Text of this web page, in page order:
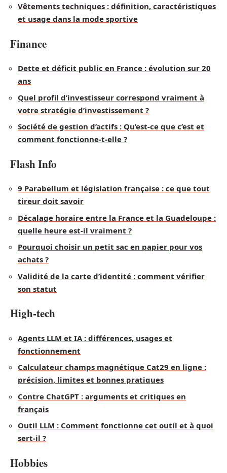
Vêtements techniques : définition, caractéristiques
et usage dans la mode sportive
Finance
Dette et déficit public en France : évolution sur 20
ans
Quel profil d’investisseur correspond vraiment à
votre stratégie d’investissement ?
Société de gestion d’actifs : Qu’est-ce que c’est et
comment fonctionne-t-elle ?
Flash Info
9 Parabellum et législation française : ce que tout
tireur doit savoir
Décalage horaire entre la France et la Guadeloupe :
quelle heure est-il vraiment ?
Pourquoi choisir un petit sac en papier pour vos
achats ?
Validité de la carte d’identité : comment vérifier
son statut
High-tech
Agents LLM et IA : différences, usages et
fonctionnement
Calculateur champs magnétique Cat29 en ligne :
précision, limites et bonnes pratiques
Contre ChatGPT : arguments et critiques en
français
Outil LLM : Comment fonctionne cet outil et à quoi
sert-il ?
Hobbies